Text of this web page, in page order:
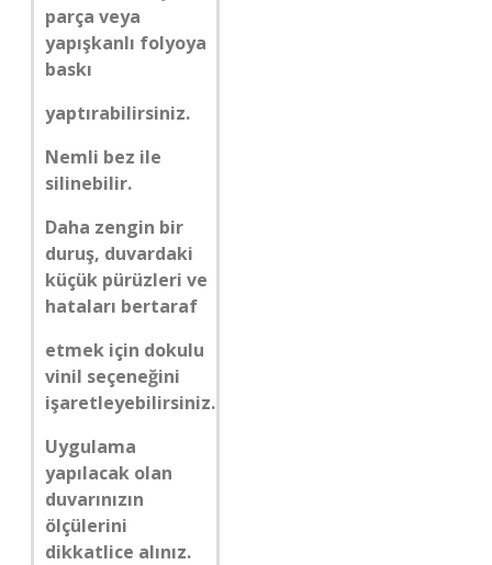
parça veya
yapışkanlı folyoya
baskı
yaptırabilirsiniz.
Nemli bez ile
silinebilir.
Daha zengin bir
duruş, duvardaki
küçük pürüzleri ve
hataları bertaraf
etmek için dokulu
vinil seçeneğini
işaretleyebilirsiniz.
Uygulama
yapılacak olan
duvarınızın
ölçülerini
dikkatlice alınız.